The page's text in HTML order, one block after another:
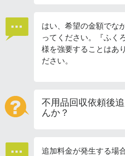
はい、希望の金額でな
ってください。『ふく
様を強要することはあ
ださい。
不用品回収依頼後
んか？
追加料金が発生する場